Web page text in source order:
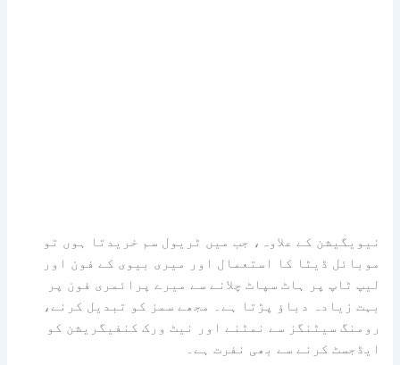
نیویگیشن کے علاوہ، جب میں ٹریول سم خریدتا ہوں تو
موبائل ڈیٹا کا استعمال اور میری بیوی کے فون اور
لیپ ٹاپ پر ہاٹ سپاٹ چلانے سے میرے پرائمری فون پر
بہت زیادہ دباؤ پڑتا ہے۔ مجھے سمز کو تبدیل کرنے،
رومنگ سیٹنگز سے نمٹنے اور نیٹ ورک کنفیگریشن کو
ایڈجسٹ کرنے سے بھی نفرت ہے۔